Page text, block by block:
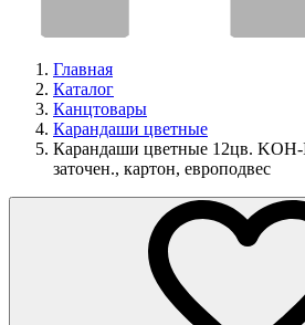
Главная
Каталог
Канцтовары
Карандаши цветные
Карандаши цветные 12цв.
заточен., картон, европодвес